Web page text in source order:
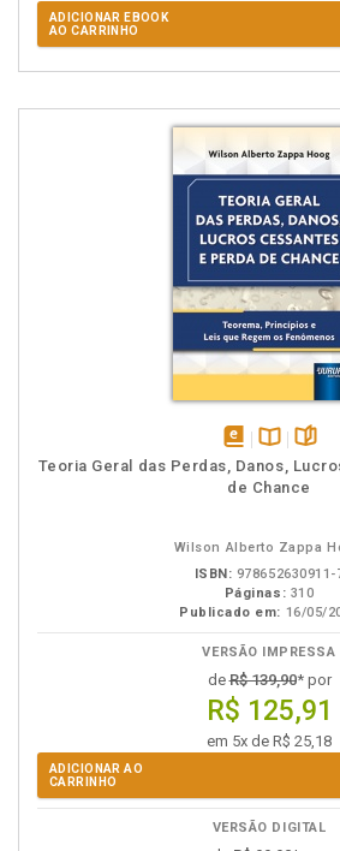
ADICIONAR EBOOK
AO CARRINHO
disponível
em
Disponível
na
Teoria Geral das Perdas, Danos,
de Chance
Wilson Alberto Zappa
ISBN: 978652630911-
Páginas: 310
Publicado em: 16/05/
VERSÃO IMPRESSA
deR$ 139,90* por
R$ 125,91
em 5x de R$ 25,18
ADICIONAR AO
CARRINHO
VERSÃO DIGITAL